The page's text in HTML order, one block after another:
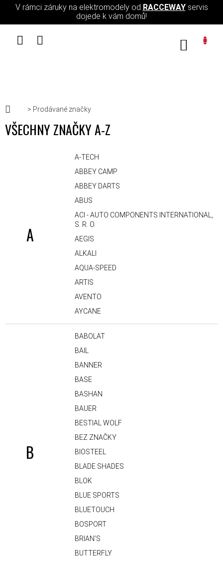
Přejít na obsah
V rámci záruky na elektromodely od RACCEWAYservis
dojede k vám domů!
Domů
Prodávané značky
VŠECHNY ZNAČKY A-Z
A
A-TECH
ABBEY CAMP
ABBEY DARTS
ABUS
ACI - AUTO COMPONENTS INTERNATIONAL,
S. R. O.
AEGIS
ALKALI
AQUA-SPEED
ARTIS
AVENTO
AYCANE
B
BABOLAT
BAIL
BANNER
BASE
BASHAN
BAUER
BESTIAL WOLF
BEZ ZNAČKY
BIOSTEEL
BLADE SHADES
BLOK
BLUE SPORTS
BLUETOUCH
BOSPORT
BRIAN’S
BUTTERFLY